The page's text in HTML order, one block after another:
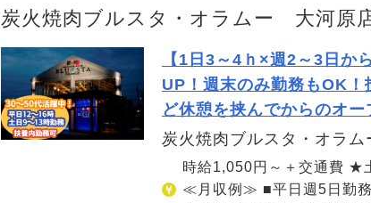
炭火焼肉ブルスタ・オラムー 大河原
【1日3～4ｈ×週2～3日か
UP！週末のみ勤務もOK
ど休憩を挟んでからのオ
炭火焼肉ブルスタ・オラ
時給1,050円～＋交通費 ★
≪月収例≫ ■平日週5日勤